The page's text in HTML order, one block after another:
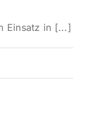
Einsatz in [...]